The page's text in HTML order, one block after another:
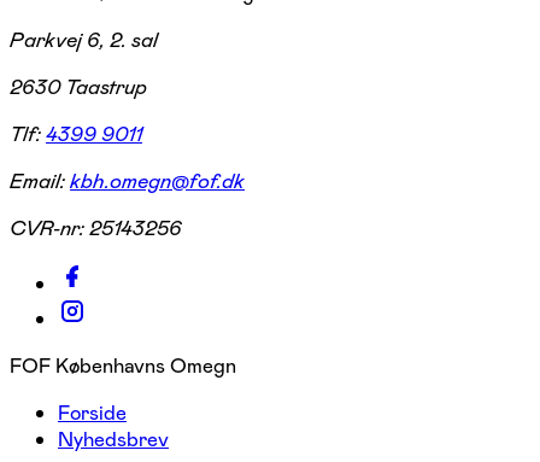
Parkvej 6, 2. sal
2630 Taastrup
Tlf:4399 9011
Email:kbh.omegn@fof.dk
CVR-nr:25143256
FOF Københavns Omegn
Forside
Nyhedsbrev